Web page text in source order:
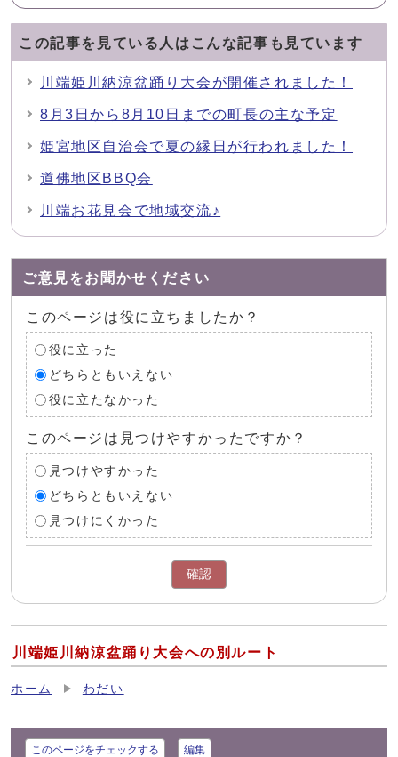
この記事を見ている人はこんな記事も見ています
川端姫川納涼盆踊り大会が開催されました！
8月3日から8月10日までの町長の主な予定
姫宮地区自治会で夏の縁日が行われました！
道佛地区BBQ会
川端お花見会で地域交流♪
ご意見をお聞かせください
このページは役に立ちましたか？
役に立った
どちらともいえない
役に立たなかった
このページは見つけやすかったですか？
見つけやすかった
どちらともいえない
見つけにくかった
確認
川端姫川納涼盆踊り大会への別ルート
ホーム わだい
このページをチェックする 編集